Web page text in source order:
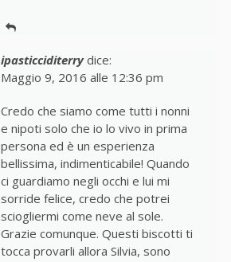
ipasticciditerry dice:
Maggio 9, 2016 alle 12:36 pm
Credo che siamo come tutti i nonni
e nipoti solo che io lo vivo in prima
persona ed è un esperienza
bellissima, indimenticabile! Quando
ci guardiamo negli occhi e lui mi
sorride felice, credo che potrei
sciogliermi come neve al sole.
Grazie comunque. Questi biscotti ti
tocca provarli allora Silvia, sono